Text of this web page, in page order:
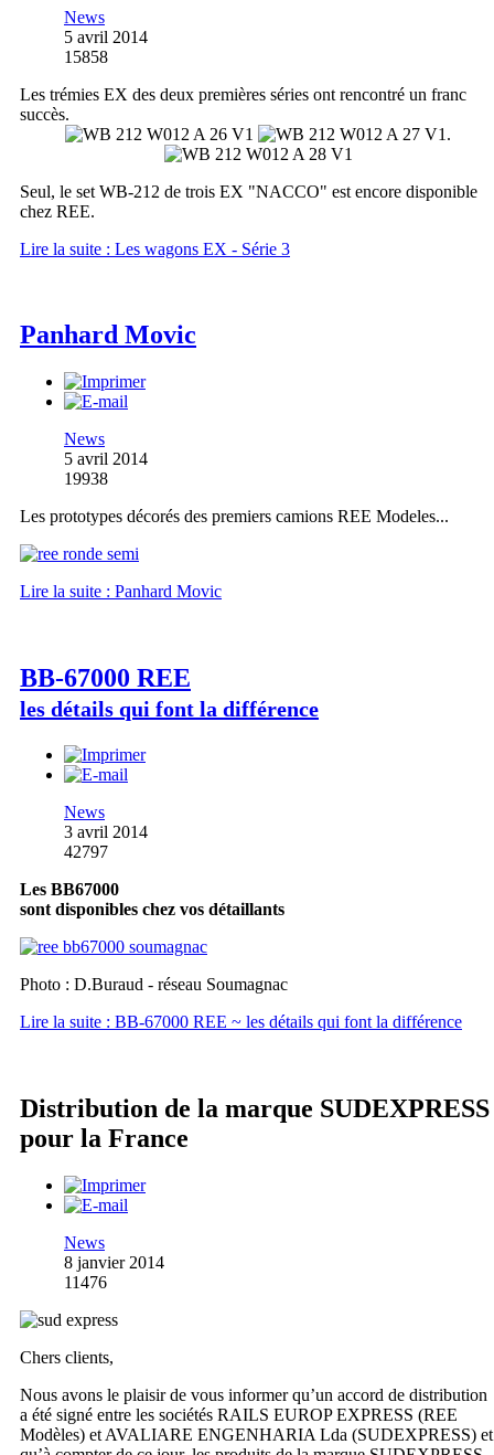
News
5 avril 2014
15858
Les trémies EX des deux premières séries ont rencontré un franc
succès.
.
Seul, le set WB-212 de trois EX "NACCO" est encore disponible
chez REE.
Lire la suite : Les wagons EX - Série 3
Panhard Movic
News
5 avril 2014
19938
Les prototypes décorés des premiers camions REE Modeles...
Lire la suite : Panhard Movic
BB-67000 REE
les détails qui font la différence
News
3 avril 2014
42797
Les BB67000
sont disponibles chez vos détaillants
Photo : D.Buraud - réseau Soumagnac
Lire la suite : BB-67000 REE ~ les détails qui font la différence
Distribution de la marque SUDEXPRESS
pour la France
News
8 janvier 2014
11476
Chers clients,
Nous avons le plaisir de vous informer qu’un accord de distribution
a été signé entre les sociétés RAILS EUROP EXPRESS (REE
Modèles) et AVALIARE ENGENHARIA Lda (SUDEXPRESS) et